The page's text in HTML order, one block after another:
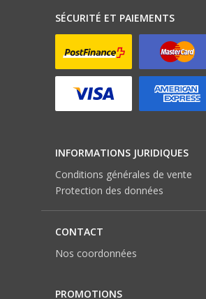
SÉCURITÉ ET PAIEMENTS
INFORMATIONS JURIDIQUES
Conditions générales de vente
Protection des données
CONTACT
Nos coordonnées
PROMOTIONS